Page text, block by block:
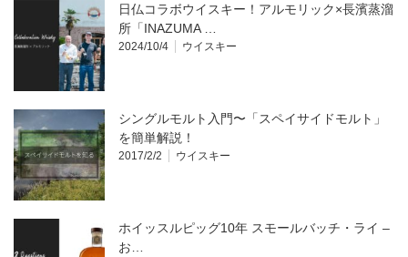
日仏コラボウイスキー！アルモリック×長濱蒸溜
所「INAZUMA …
2024/10/4 ウイスキー
シングルモルト入門〜「スペイサイドモルト」
を簡単解説！
2017/2/2 ウイスキー
ホイッスルピッグ10年 スモールバッチ・ライ –
お…